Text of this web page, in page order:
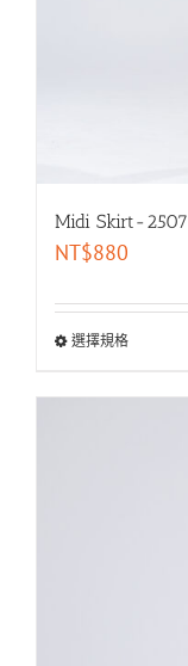
Midi Skirt-2507
NT$880
選擇規格